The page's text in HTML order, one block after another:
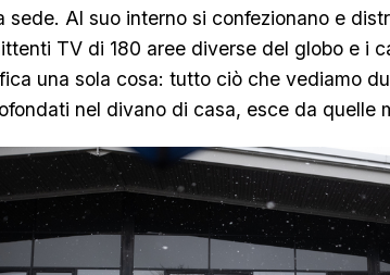
sede. Al suo interno si confezionano e
TV di 180 aree diverse del globo e i
una sola cosa: tutto ciò che vediamo
nel divano di casa, esce da quelle